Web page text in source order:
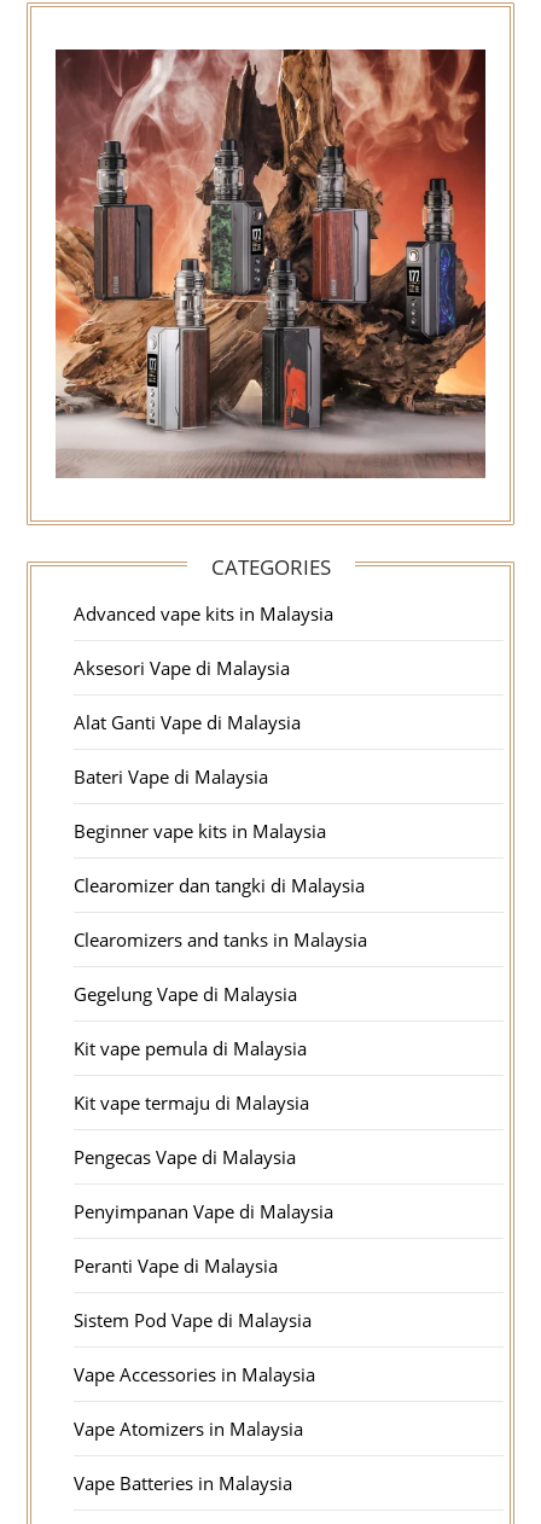
CATEGORIES
Advanced vape kits in Malaysia
Aksesori Vape di Malaysia
Alat Ganti Vape di Malaysia
Bateri Vape di Malaysia
Beginner vape kits in Malaysia
Clearomizer dan tangki di Malaysia
Clearomizers and tanks in Malaysia
Gegelung Vape di Malaysia
Kit vape pemula di Malaysia
Kit vape termaju di Malaysia
Pengecas Vape di Malaysia
Penyimpanan Vape di Malaysia
Peranti Vape di Malaysia
Sistem Pod Vape di Malaysia
Vape Accessories in Malaysia
Vape Atomizers in Malaysia
Vape Batteries in Malaysia